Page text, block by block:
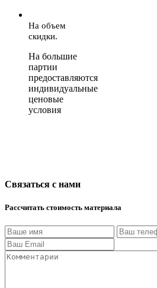
На объем
скидки.
На большие
партии
предоставляются
индивидуальные
ценовые
условия
Связаться с нами
Рассчитать стоимость материала